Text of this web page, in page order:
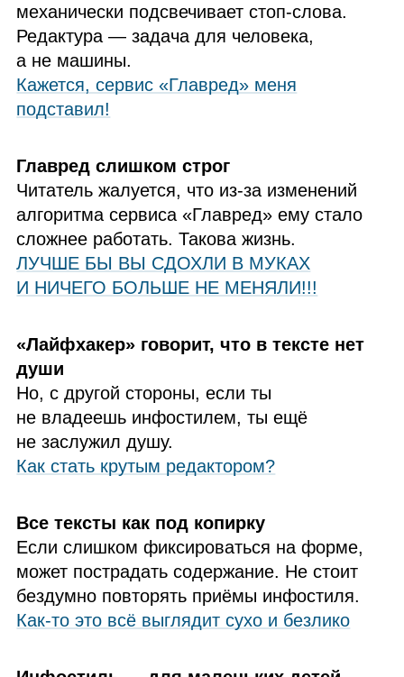
механически подсвечивает стоп‑слова.
Редактура — задача для человека,
а не машины.
Кажется, сервис «Главред» меня
подставил!
Главред слишком строг
Читатель жалуется, что из‑за изменений
алгоритма сервиса «Главред» ему стало
сложнее работать. Такова жизнь.
ЛУЧШЕ БЫ ВЫ СДОХЛИ В МУКАХ
И НИЧЕГО БОЛЬШЕ НЕ МЕНЯЛИ!!!
«Лайфхакер» говорит, что в тексте нет
души
Но, с другой стороны, если ты
не владеешь инфостилем, ты ещё
не заслужил душу.
Как стать крутым редактором?
Все тексты как под копирку
Если слишком фиксироваться на форме,
может пострадать содержание. Не стоит
бездумно повторять приёмы инфостиля.
Как-то это всё выглядит сухо и безлико